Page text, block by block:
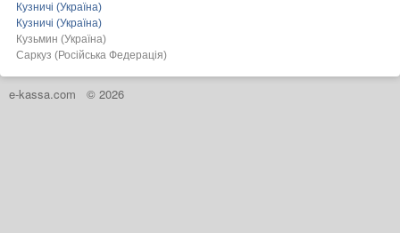
Кузничі (Україна)
Кузничі (Україна)
Кузьмин (Україна)
Саркуз (Російська Федерація)
e-kassa.com © 2026